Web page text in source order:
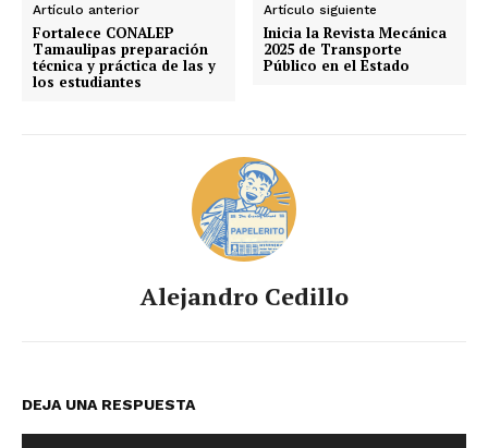
Artículo anterior
Fortalece CONALEP
Tamaulipas preparación
técnica y práctica de las y
los estudiantes
Artículo siguiente
Inicia la Revista Mecánica
2025 de Transporte
Público en el Estado
Alejandro Cedillo
DEJA UNA RESPUESTA